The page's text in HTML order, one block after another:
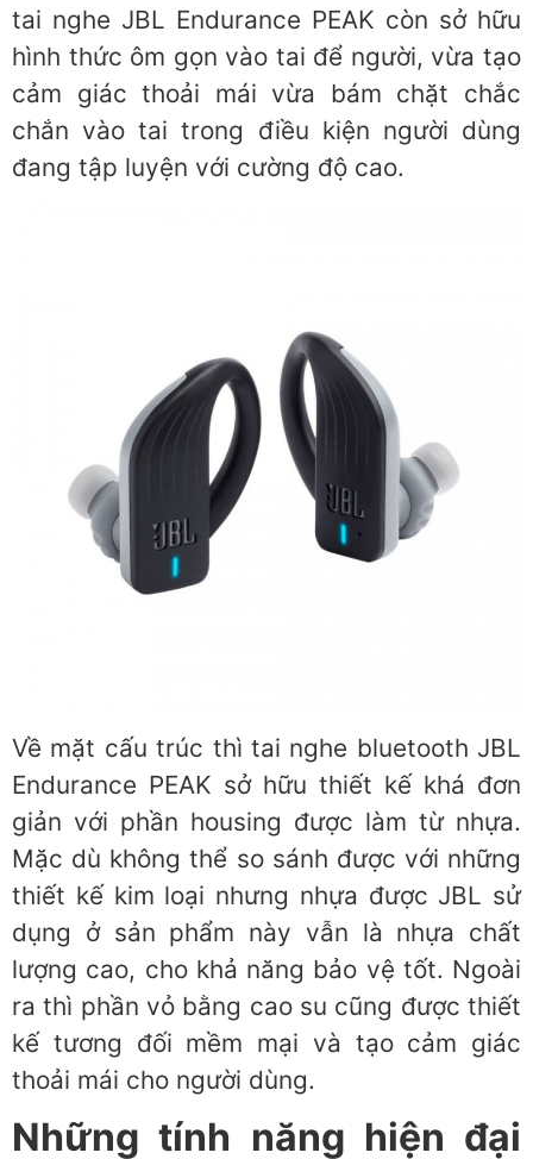
tai nghe JBL Endurance PEAK còn sở hữu
hình thức ôm gọn vào tai để người, vừa tạo
cảm giác thoải mái vừa bám chặt chắc
chắn vào tai trong điều kiện người dùng
đang tập luyện với cường độ cao.
Về mặt cấu trúc thì tai nghe bluetooth JBL
Endurance PEAK sở hữu thiết kế khá đơn
giản với phần housing được làm từ nhựa.
Mặc dù không thể so sánh được với những
thiết kế kim loại nhưng nhựa được JBL sử
dụng ở sản phẩm này vẫn là nhựa chất
lượng cao, cho khả năng bảo vệ tốt. Ngoài
ra thì phần vỏ bằng cao su cũng được thiết
kế tương đối mềm mại và tạo cảm giác
thoải mái cho người dùng.
Những tính năng hiện đại